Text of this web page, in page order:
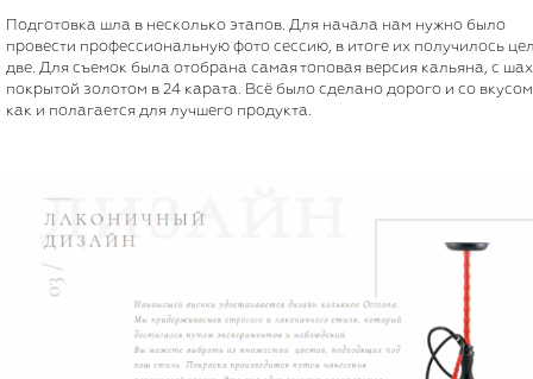
Подготовка шла в несколько этапов. Для начала нам нужно было
провести профессиональную фото сессию, в итоге их получилось
две. Для съемок была отобрана самая топовая версия кальяна, с
покрытой золотом в 24 карата. Всё было сделано дорого и со
как и полагается для лучшего продукта.